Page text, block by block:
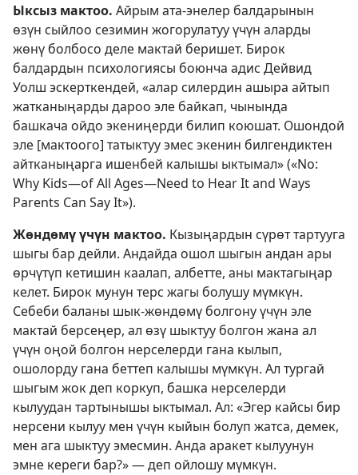
Ыксыз мактоо. Айрым ата-энелер балдарынын
өзүн сыйлоо сезимин жогорулатуу үчүн аларды
жөнү болбосо деле мактай беришет. Бирок
балдардын психологиясы боюнча адис Дейвид
Уолш эскерткендей, «алар силердин ашыра айтып
жатканыңарды дароо эле байкап, чынында
башкача ойдо экениңерди билип коюшат. Ошондой
эле [мактоого] татыктуу эмес экенин билгендиктен
айтканыңарга ишенбей калышы ыктымал» («No:
Why Kids—of All Ages—Need to Hear It and Ways
Parents Can Say It»).
Жөндөмү үчүн мактоо. Кызыңардын сүрөт тартууга
шыгы бар дейли. Андайда ошол шыгын андан ары
өрчүтүп кетишин каалап, албетте, аны мактагыңар
келет. Бирок мунун терс жагы болушу мүмкүн.
Себеби баланы шык-жөндөмү болгону үчүн эле
мактай берсеңер, ал өзү шыктуу болгон жана ал
үчүн оңой болгон нерселерди гана кылып,
ошолорду гана беттеп калышы мүмкүн. Ал тургай
шыгым жок деп коркуп, башка нерселерди
кылуудан тартынышы ыктымал. Ал: «Эгер кайсы бир
нерсени кылуу мен үчүн кыйын болуп жатса, демек,
мен ага шыктуу эмесмин. Анда аракет кылуунун
эмне кереги бар?» — деп ойлошу мүмкүн.